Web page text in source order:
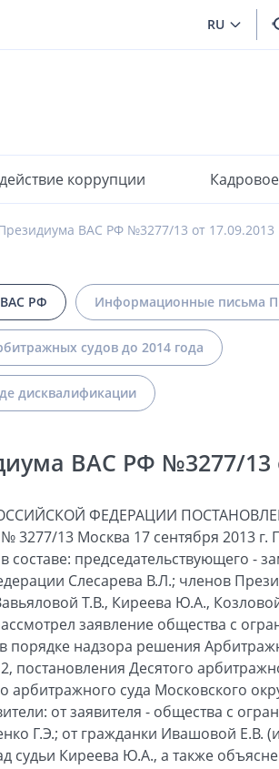
RU
коррупции
ВАС РФ №3277/13 от 17.09.2013
РФ Информационные письма
судов до 2014 года
дисквалификации
ВАС РФ №3277/13
ФЕДЕРАЦИИ
3277/13 Москва 17 сентября 2013
председательствующего -
Слесарева В.Л.; членов
Т.В., Киреева Ю.А.,
заявление общества с
порядке надзора решения
постановления Десятого
арбитражного суда Московского
от заявителя - общества с
Г.Э.; от гражданки Ивашовой Е.В.
судьи Киреева Ю.А., а также